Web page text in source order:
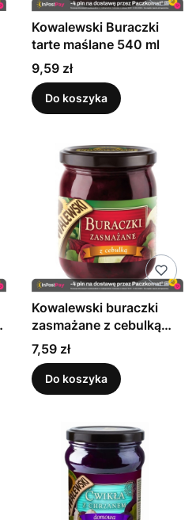
Kowalewski Buraczki
tarte maślane 540 ml
Cena
9,59 zł
Do koszyka
Kowalewski buraczki
zasmażane z cebulką
540 ml
Cena
7,59 zł
Do koszyka